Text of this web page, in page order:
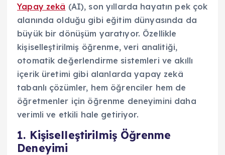
Yapay zekâ (AI), son yıllarda hayatın pek çok
alanında olduğu gibi eğitim dünyasında da
büyük bir dönüşüm yaratıyor. Özellikle
kişiselleştirilmiş öğrenme, veri analitiği,
otomatik değerlendirme sistemleri ve akıllı
içerik üretimi gibi alanlarda yapay zekâ
tabanlı çözümler, hem öğrenciler hem de
öğretmenler için öğrenme deneyimini daha
verimli ve etkili hale getiriyor.
1. Kişiselleştirilmiş Öğrenme
Deneyimi